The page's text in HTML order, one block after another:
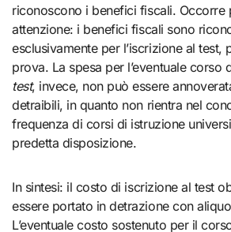
riconoscono i benefici fiscali. Occorre
attenzione: i benefici fiscali sono
esclusivamente per l’iscrizione al test,
prova. La spesa per l’eventuale corso
test, invece, non può essere
detraibili, in quanto non rientra nel
frequenza di corsi di istruzione
predetta disposizione.
In sintesi: il costo di iscrizione al test
essere portato in detrazione con
L’eventuale costo sostenuto per il